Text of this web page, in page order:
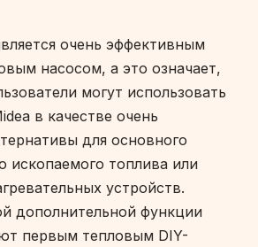
очень эффективным
насосом, а это означает,
могут использовать
в качестве очень
для основного
ископаемого топлива или
устройств.
дополнительной функции
первым тепловым DIY-